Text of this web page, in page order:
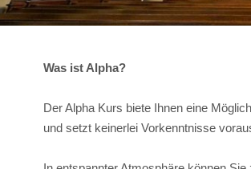
Was ist Alpha?
Der Alpha Kurs biete Ihnen eine
und setzt keinerlei Vorkenntnisse